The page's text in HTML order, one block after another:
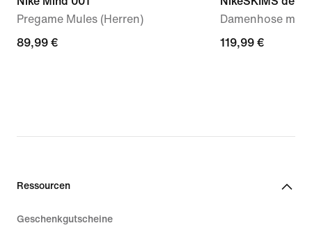
Pregame Mules (Herren)
89,99 €
89,99 €
Damenhose mit
119,99 €
119,99 €
Ressourcen
Geschenkgutscheine